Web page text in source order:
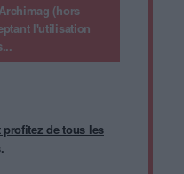
(hors
l'utilisation
de tous les